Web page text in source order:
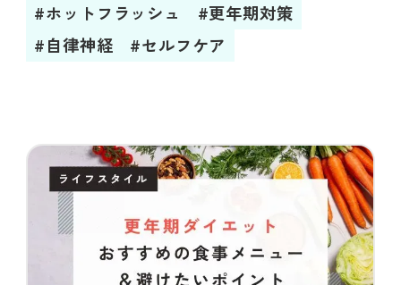
#ホットフラッシュ
#更年期対策
#自律神経
#セルフケア